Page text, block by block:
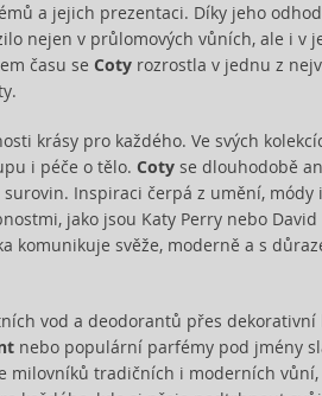
a jejich prezentaci. Díky jeho
nejen v průlomových vůních, ale i v
času se Cotyrozrostla v jednu z
krásy pro každého. Ve svých
i péče o tělo. Cotyse dlouhodobě
Inspiraci čerpá z umění, módy
jako jsou Katy Perry nebo
komunikuje svěže, moderně a s
vod a deodorantů přes dekorativní
nebo populární parfémy pod jmény
milovníků tradičních i moderních